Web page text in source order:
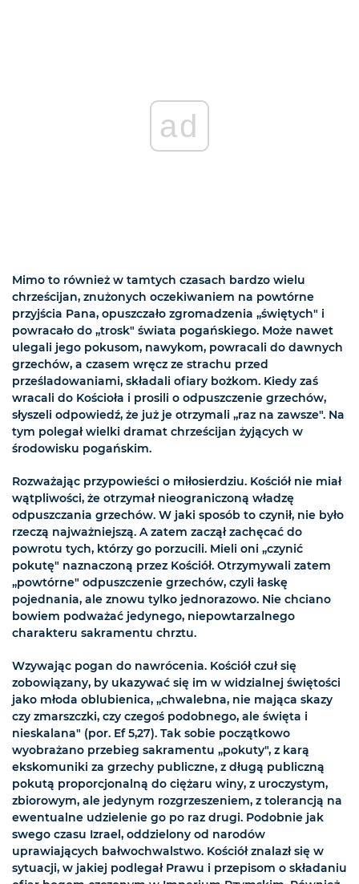
ad
Mimo to również w tamtych czasach bardzo wielu
chrześcijan, znużonych oczekiwaniem na powtórne
przyjścia Pana, opuszczało zgromadzenia „świętych" i
powracało do „trosk" świata pogańskiego. Może nawet
ulegali jego pokusom, nawykom, powracali do dawnych
grzechów, a czasem wręcz ze strachu przed
prześladowaniami, składali ofiary bożkom. Kiedy zaś
wracali do Kościoła i prosili o odpuszczenie grzechów,
słyszeli odpowiedź, że już je otrzymali „raz na zawsze". Na
tym polegał wielki dramat chrześcijan żyjących w
środowisku pogańskim.
Rozważając przypowieści o miłosierdziu. Kościół nie miał
wątpliwości, że otrzymał nieograniczoną władzę
odpuszczania grzechów. W jaki sposób to czynił, nie było
rzeczą najważniejszą. A zatem zaczął zachęcać do
powrotu tych, którzy go porzucili. Mieli oni „czynić
pokutę" naznaczoną przez Kościół. Otrzymywali zatem
„powtórne" odpuszczenie grzechów, czyli łaskę
pojednania, ale znowu tylko jednorazowo. Nie chciano
bowiem podważać jedynego, niepowtarzalnego
charakteru sakramentu chrztu.
Wzywając pogan do nawrócenia. Kościół czuł się
zobowiązany, by ukazywać się im w widzialnej świętości
jako młoda oblubienica, „chwalebna, nie mająca skazy
czy zmarszczki, czy czegoś podobnego, ale święta i
nieskalana" (por. Ef 5,27). Tak sobie początkowo
wyobrażano przebieg sakramentu „pokuty", z karą
ekskomuniki za grzechy publiczne, z długą publiczną
pokutą proporcjonalną do ciężaru winy, z uroczystym,
zbiorowym, ale jedynym rozgrzeszeniem, z tolerancją na
ewentualne udzielenie go po raz drugi. Podobnie jak
swego czasu Izrael, oddzielony od narodów
uprawiających bałwochwalstwo. Kościół znalazł się w
sytuacji, w jakiej podlegał Prawu i przepisom o składaniu